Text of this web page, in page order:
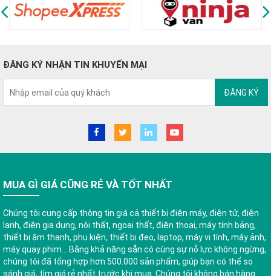
ĐĂNG KÝ NHẬN TIN KHUYẾN MẠI
ĐĂNG KÝ
MUA GÌ GIÁ CŨNG RẺ VÀ TỐT NHẤT
Chúng tôi cung cấp thông tin giá cả thiết bị điện máy, điện tử, điện
lạnh, điện gia dụng, nội thất, ngoại thất, điện thoại, máy tính bảng,
thiết bị âm thanh, phụ kiện, thiết bị đeo, laptop, máy vi tính, máy ảnh,
máy quay phim... Bằng khả năng sẵn có cùng sự nỗ lực không ngừng,
chúng tôi đã tổng hợp hơn 500.000 sản phẩm, giúp bạn có thể so
sánh giá, tìm giá rẻ nhất trước khi mua. Chúng tôi không bán hàng.